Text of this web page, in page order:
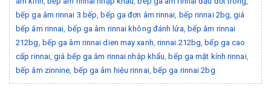
bếp ga âm rinnai 3 bếp, bếp ga đơn âm rinnai, bếp rinnai 2bg,giá
bếp âm rinnai, bếp ga âm rinnai không đánh lửa, bếp âm rinnai
212bg, bếp ga âm rinnai dien may xanh, rinnai 212bg, bếp ga cao
cấp rinnai,giá bếp ga âm rinnai nhập khẩu, bếp ga mặt kính rinnai,
bếp âm zinnine, bếp ga âm hiệu rinnai, bếp ga rinnai 2bg